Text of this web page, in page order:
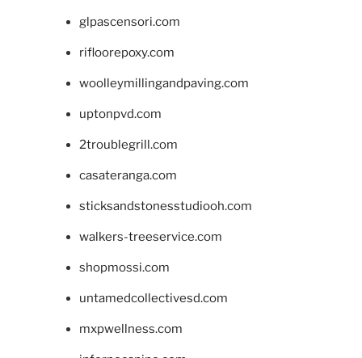
glpascensori.com
rifloorepoxy.com
woolleymillingandpaving.com
uptonpvd.com
2troublegrill.com
casateranga.com
sticksandstonesstudiooh.com
walkers-treeservice.com
shopmossi.com
untamedcollectivesd.com
mxpwellness.com